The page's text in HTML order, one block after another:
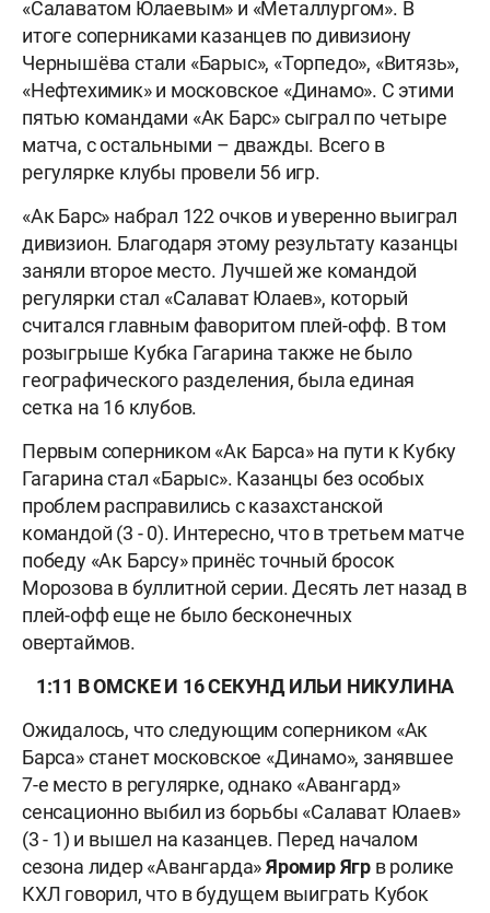
«Салаватом Юлаевым» и «Металлургом». В
итоге соперниками казанцев по дивизиону
Чернышёва стали «Барыс», «Торпедо», «Витязь»,
«Нефтехимик» и московское «Динамо». С этими
пятью командами «Ак Барс» сыграл по четыре
матча, с остальными – дважды. Всего в
регулярке клубы провели 56 игр.
«Ак Барс» набрал 122 очков и уверенно выиграл
дивизион. Благодаря этому результату казанцы
заняли второе место. Лучшей же командой
регулярки стал «Салават Юлаев», который
считался главным фаворитом плей-офф. В том
розыгрыше Кубка Гагарина также не было
географического разделения, была единая
сетка на 16 клубов.
Первым соперником «Ак Барса» на пути к Кубку
Гагарина стал «Барыс». Казанцы без особых
проблем расправились с казахстанской
командой (3 - 0). Интересно, что в третьем матче
победу «Ак Барсу» принёс точный бросок
Морозова в буллитной серии. Десять лет назад в
плей-офф еще не было бесконечных
овертаймов.
1:11 В ОМСКЕ И 16 СЕКУНД ИЛЬИ НИКУЛИНА
Ожидалось, что следующим соперником «Ак
Барса» станет московское «Динамо», занявшее
7-е место в регулярке, однако «Авангард»
сенсационно выбил из борьбы «Салават Юлаев»
(3 - 1) и вышел на казанцев. Перед началом
сезона лидер «Авангарда»Яромир Ягр в ролике
КХЛ говорил, что в будущем выиграть Кубок